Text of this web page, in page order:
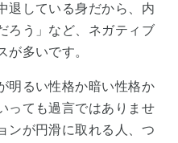
退している身だから、内
ろう」など、ネガティブ
が多いです。
明るい性格か暗い性格か
っても過言ではありませ
ンが円滑に取れる人、つ